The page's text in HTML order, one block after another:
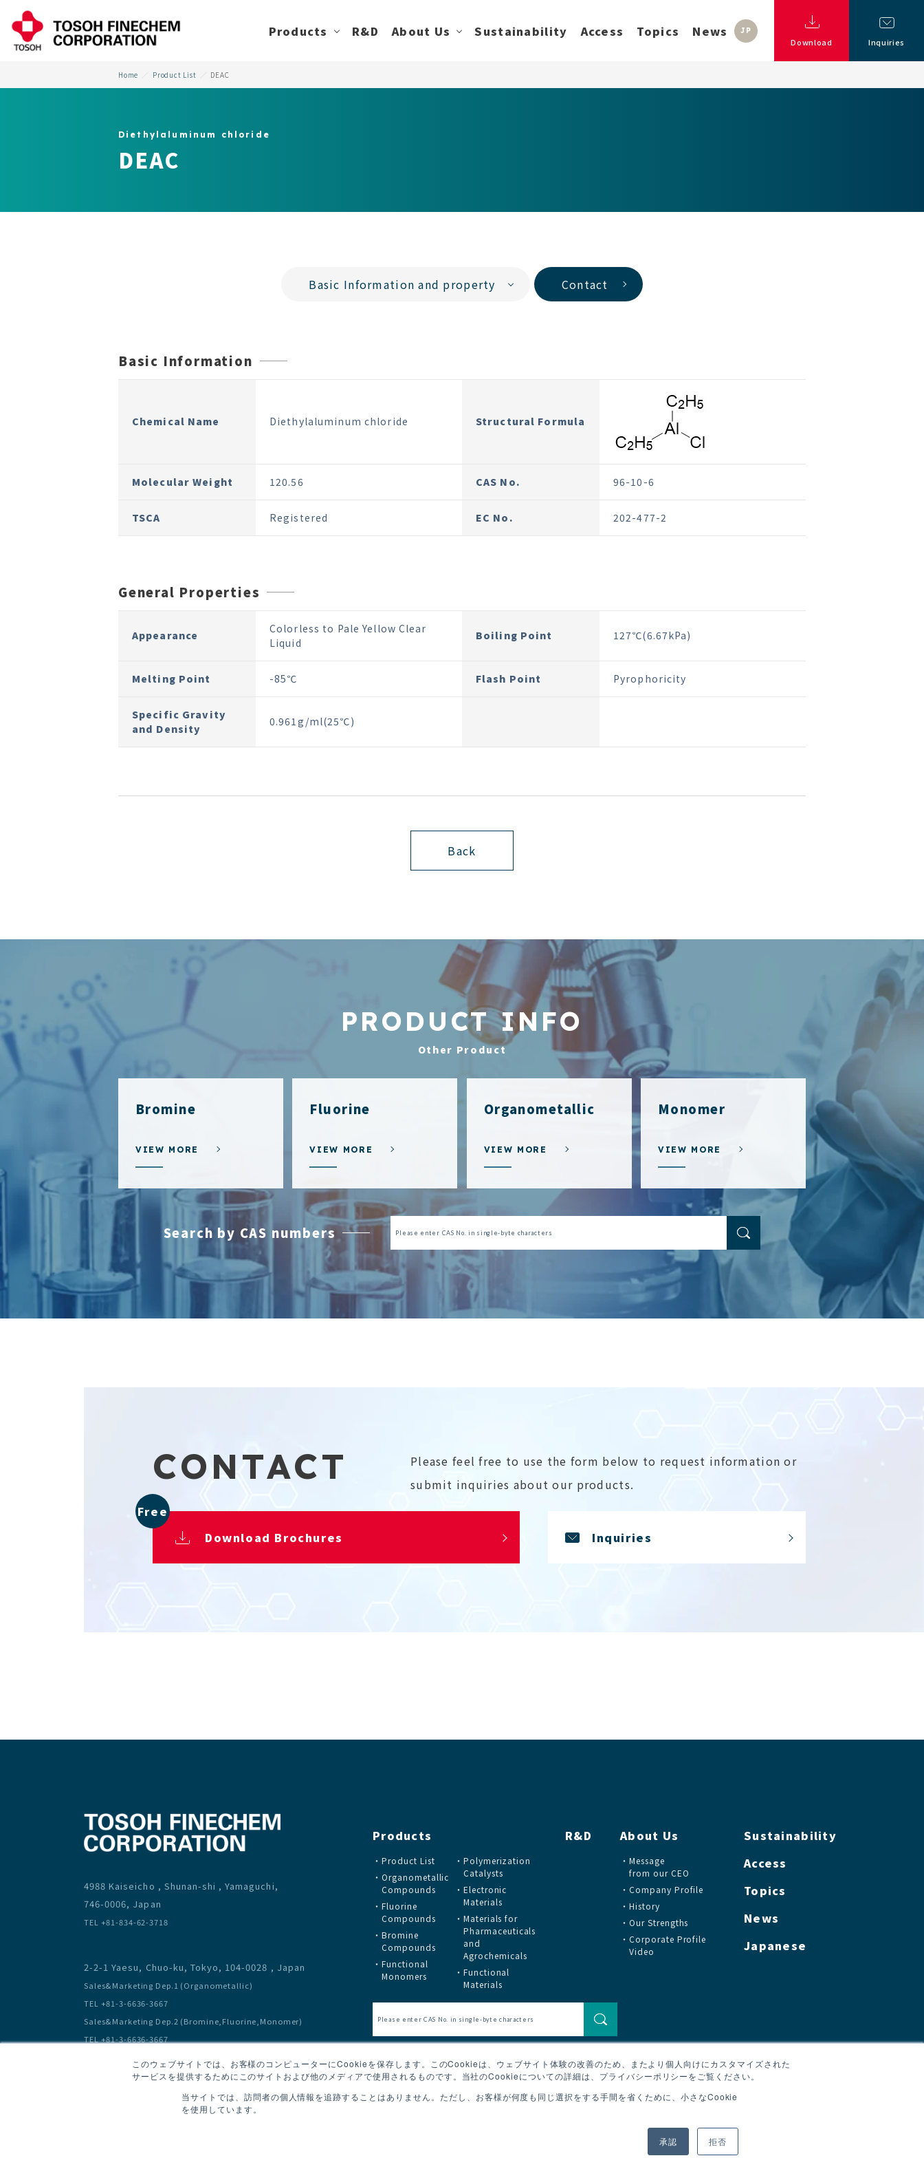
このウェブサイトでは、お客様のコンピューターにCookieを保存します。このCookieは、ウェブサイト体験の改善のため、またより個人向けにカスタマイズされた
サービスを提供するためにこのサイトおよび他のメディアで使用されるものです。当社のCookieについての詳細は、プライバシーポリシーをご覧ください。
当サイトでは、訪問者の個人情報を追跡することはありません。ただし、お客様が何度も同じ選択をする手間を省くために、小さなCookie
を使用しています。
承認 拒否
Products R&D About Us Sustainability Access Topics News JP
Download Inquiries
Home Product List DEAC
Diethylaluminum chloride
DEAC
Basic Information and property Contact
Basic Information
Chemical Name Diethylaluminum chloride Structural Formula
Molecular Weight 120.56 CAS No. 96-10-6
TSCA Registered EC No. 202-477-2
General Properties
Appearance
Colorless to Pale Yellow Clear
Liquid
Boiling Point 127℃(6.67kPa)
Melting Point -85℃ Flash Point Pyrophoricity
Specific Gravity
and Density
0.961g/ml(25℃)
Back
PRODUCT INFO
Other Product
Bromine
VIEW MORE
Fluorine
VIEW MORE
Organometallic
VIEW MORE
Monomer
VIEW MORE
Search by CAS numbers
CONTACT
Please feel free to use the form below to request information or
submit inquiries about our products.
Download Brochures
Free
Inquiries
4988 Kaiseicho , Shunan-shi , Yamaguchi,
746-0006, Japan
TEL +81-834-62-3718
2-2-1 Yaesu, Chuo-ku, Tokyo, 104-0028 , Japan
Sales&Marketing Dep.1 (Organometallic)
TEL +81-3-6636-3667
Sales&Marketing Dep.2 (Bromine,Fluorine,Monomer)
TEL +81-3-6636-3667
Products
Product List
Organometallic
Compounds
Fluorine
Compounds
Bromine
Compounds
Functional
Monomers
Polymerization
Catalysts
Electronic
Materials
Materials for
Pharmaceuticals
and
Agrochemicals
Functional
Materials
R&D About Us
Message
from our CEO
Company Profile
History
Our Strengths
Corporate Profile
Video
Sustainability
Access
Topics
News
Japanese
Copyright © Tosoh Finechem Corporation. All Rights Reserved.